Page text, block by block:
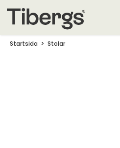
Startsida Stolar